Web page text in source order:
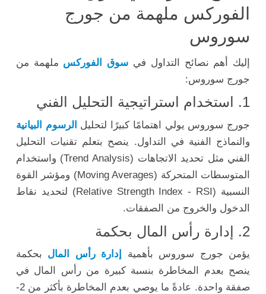
الفوركس ملهمة من جورج
سوروس
إليك أهم نصائح التداول في سوق الفوركس ملهمة من
جورج سوروس:
1. استخدام استراتيجية التحليل الفني
جورج سوروس يولي اهتمامًا كبيرًا لتحليل الرسوم البيانية
والنماذج الفنية في التداول. ينصح بتعلم تقنيات التحليل
الفني مثل تحديد الاتجاهات (Trend Analysis) واستخدام
المتوسطات المتحركة (Moving Averages) ومؤشر القوة
النسبية (Relative Strength Index - RSI) لتحديد نقاط
الدخول والخروج من الصفقات.
2. إدارة رأس المال بحكمة
يؤمن جورج سوروس بأهمية إدارة رأس المال بحكمة
ينصح بعدم المخاطرة بنسبة كبيرة من رأس المال في
صفقة واحدة. عادةً ما يوصي بعدم المخاطرة بأكثر من 2-